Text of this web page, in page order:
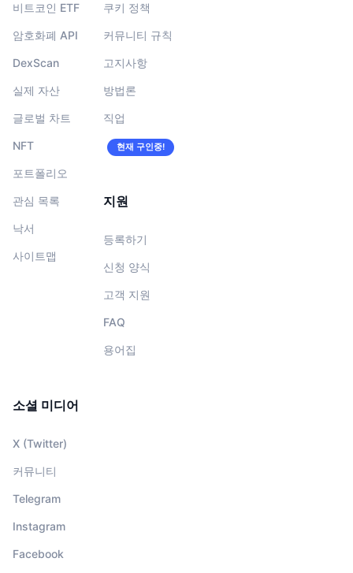
비트코인 ETF
암호화폐 API
DexScan
실제 자산
글로벌 차트
NFT
포트폴리오
관심 목록
낙서
사이트맵
쿠키 정책
커뮤니티 규칙
고지사항
방법론
직업
현재 구인중!
지원
등록하기
신청 양식
고객 지원
FAQ
용어집
소셜 미디어
X (Twitter)
커뮤니티
Telegram
Instagram
Facebook